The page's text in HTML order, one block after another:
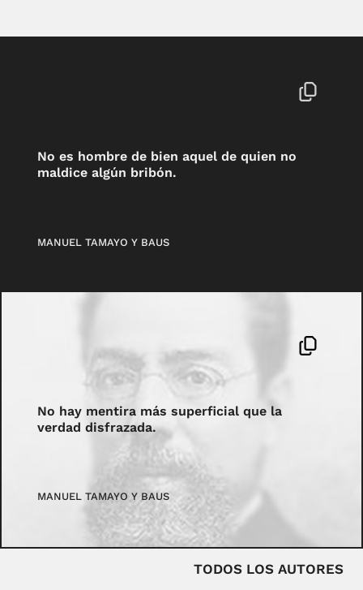
No es hombre de bien aquel de quien no
maldice algún bribón.
MANUEL TAMAYO Y BAUS
No hay mentira más superficial que la
verdad disfrazada.
MANUEL TAMAYO Y BAUS
TODOS LOS AUTORES